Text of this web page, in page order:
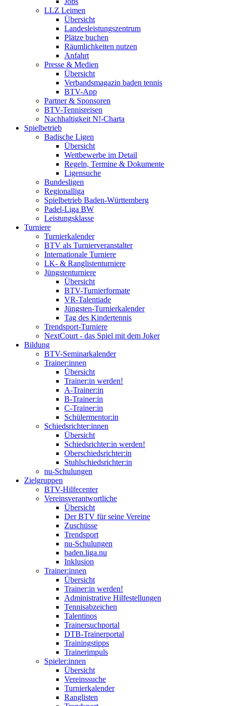
LLZ Leimen
Übersicht
Landesleistungszentrum
Plätze buchen
Räumlichkeiten nutzen
Anfahrt
Presse & Medien
Übersicht
Verbandsmagazin baden tennis
BTV-App
Partner & Sponsoren
BTV-Tennisreisen
Nachhaltigkeit N!-Charta
Spielbetrieb
Badische Ligen
Übersicht
Wettbewerbe im Detail
Regeln, Termine & Dokumente
Ligensuche
Bundesligen
Regionalliga
Spielbetrieb Baden-Württemberg
Padel-Liga BW
Leistungsklasse
Turniere
Turnierkalender
BTV als Turnierveranstalter
Internationale Turniere
LK- & Ranglistenturniere
Jüngstenturniere
Übersicht
BTV-Turnierformate
VR-Talentiade
Jüngsten-Turnierkalender
Tag des Kindertennis
Trendsport-Turniere
NextCourt - das Spiel mit dem Joker
Bildung
BTV-Seminarkalender
Trainer:innen
Übersicht
Trainer:in werden!
A-Trainer:in
B-Trainer:in
C-Trainer:in
Schülermentor:in
Schiedsrichter:innen
Übersicht
Schiedsrichter:in werden!
Oberschiedsrichter:in
Stuhlschiedsrichter:in
nu-Schulungen
Zielgruppen
BTV-Hilfecenter
Vereinsverantwortliche
Übersicht
Der BTV für seine Vereine
Zuschüsse
Trendsport
nu-Schulungen
baden.liga.nu
Inklusion
Trainer:innen
Übersicht
Trainer:in werden!
Administrative Hilfestellungen
Tennisabzeichen
Talentinos
Trainersuchportal
DTB-Trainerportal
Trainingstipps
Trainerimpuls
Spieler:innen
Übersicht
Vereinssuche
Turnierkalender
Ranglisten